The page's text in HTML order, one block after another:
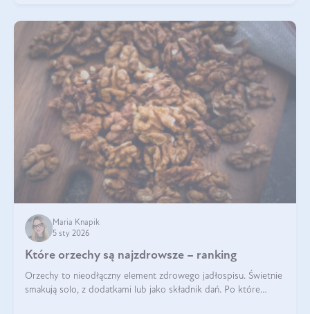
Maria Knapik
5 sty 2026
Które orzechy są najzdrowsze – ranking
Orzechy to nieodłączny element zdrowego jadłospisu. Świetnie
smakują solo, z dodatkami lub jako składnik dań. Po które